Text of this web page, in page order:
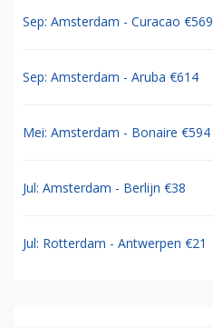
Sep: Amsterdam - Curacao €569
Sep: Amsterdam - Aruba €614
Mei: Amsterdam - Bonaire €594
Jul: Amsterdam - Berlijn €38
Jul: Rotterdam - Antwerpen €21